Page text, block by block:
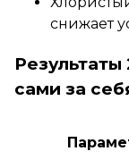
снижает
сами за